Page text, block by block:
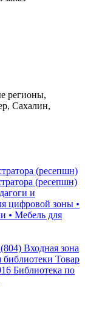
регионы,
Сахалин,
(ресепшн)
(ресепшн)
и
цифровой зоны •
• Мебель для
Входная зона
библиотеки Товар
Библиотека по